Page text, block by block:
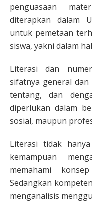
penguasaan
diterapkan dalam
untuk pemetaan
siswa, yakni dalam hal
Literasi dan
sifatnya general dan
tentang, dan
diperlukan dalam
sosial, maupun
Literasi tidak
kemampuan
memahami
Sedangkan
menganalisis